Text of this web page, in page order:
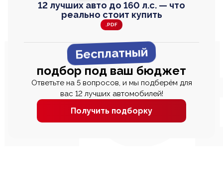
12 лучших авто до 160 л.с. — что
реально стоит купить
.PDF
Бесплатный
подбор под ваш бюджет
Ответьте на 5 вопросов, и мы подберём для
вас 12 лучших автомобилей!
Получить подборку